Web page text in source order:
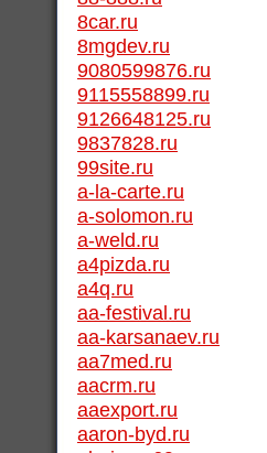
8car.ru
8mgdev.ru
9080599876.ru
9115558899.ru
9126648125.ru
9837828.ru
99site.ru
a-la-carte.ru
a-solomon.ru
a-weld.ru
a4pizda.ru
a4q.ru
aa-festival.ru
aa-karsanaev.ru
aa7med.ru
aacrm.ru
aaexport.ru
aaron-byd.ru